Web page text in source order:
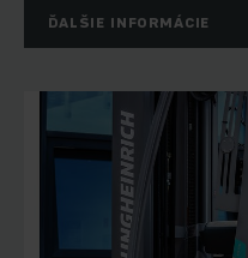
ĎALŠIE INFORMÁCIE